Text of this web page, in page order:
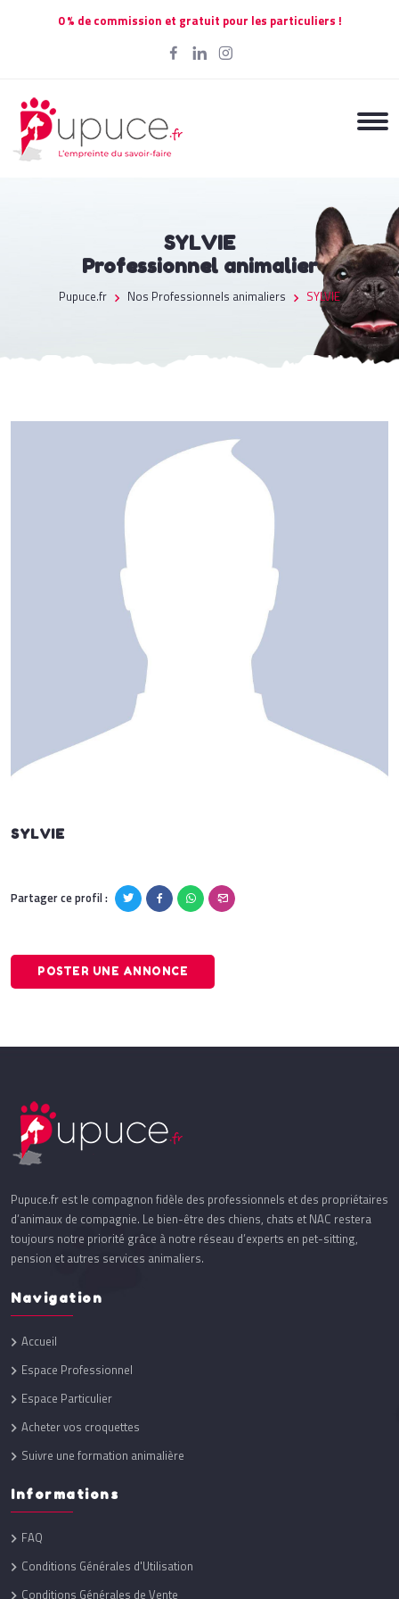
0 % de commission et gratuit pour les particuliers !
SYLVIE
Professionnel animalier
Pupuce.fr Nos Professionnels animaliers SYLVIE
SYLVIE
Partager ce profil :
POSTER UNE ANNONCE
Pupuce.fr est le compagnon fidèle des professionnels et des propriétaires
d’animaux de compagnie. Le bien-être des chiens, chats et NAC restera
toujours notre priorité grâce à notre réseau d’experts en pet-sitting,
pension et autres services animaliers.
Navigation
Accueil
Espace Professionnel
Espace Particulier
Acheter vos croquettes
Suivre une formation animalière
Informations
FAQ
Conditions Générales d'Utilisation
Conditions Générales de Vente